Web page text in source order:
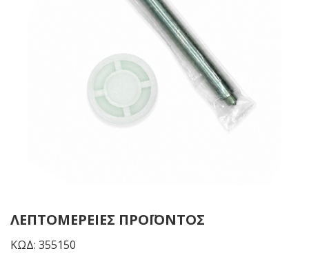
ΛΕΠΤΟΜΈΡΕΙΕΣ ΠΡΟΪΌΝΤΟΣ
ΚΩΔ: 355150